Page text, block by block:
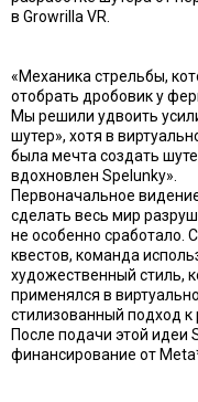
в Growrilla VR.
«Механика стрельбы,
отобрать дробовик у
Мы решили удвоить
шутер», хотя в
была мечта создать
вдохновлен Spelunky».
Первоначальное
сделать весь мир
не особенно сработало.
квестов, команда
художественный стиль,
применялся в
стилизованный подход к
После подачи этой идеи
финансирование от